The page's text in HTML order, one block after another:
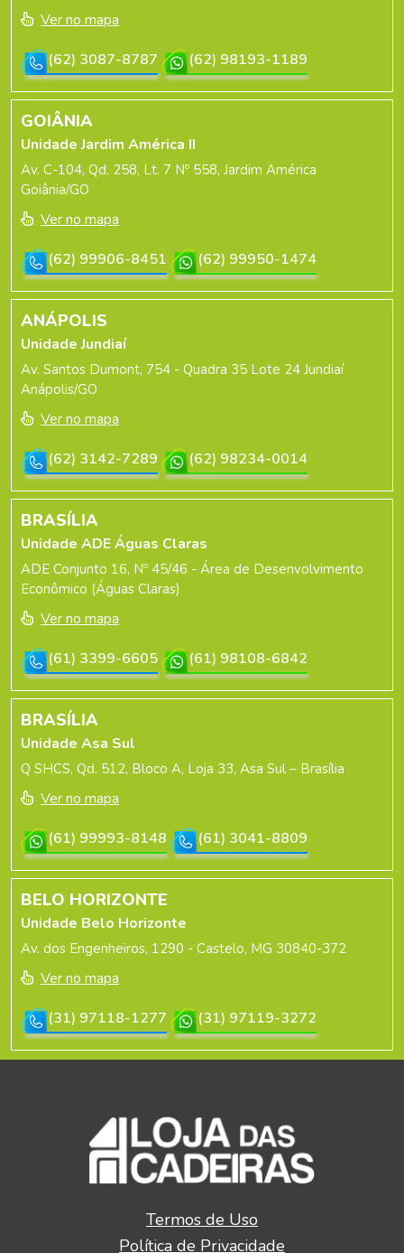
Ver no mapa
(62) 3087-8787
(62) 98193-1189
GOIÂNIA
Unidade Jardim América II
Av. C-104, Qd. 258, Lt. 7 Nº 558, Jardim América
Goiânia/GO
Ver no mapa
(62) 99906-8451
(62) 99950-1474
ANÁPOLIS
Unidade Jundiaí
Av. Santos Dumont, 754 - Quadra 35 Lote 24 Jundiaí
Anápolis/GO
Ver no mapa
(62) 3142-7289
(62) 98234-0014
BRASÍLIA
Unidade ADE Águas Claras
ADE Conjunto 16, Nº 45/46 - Área de Desenvolvimento
Econômico (Águas Claras)
Ver no mapa
(61) 3399-6605
(61) 98108-6842
BRASÍLIA
Unidade Asa Sul
Q SHCS, Qd. 512, Bloco A, Loja 33, Asa Sul – Brasília
Ver no mapa
(61) 99993-8148
(61) 3041-8809
BELO HORIZONTE
Unidade Belo Horizonte
Av. dos Engenheiros, 1290 - Castelo, MG 30840-372
Ver no mapa
(31) 97118-1277
(31) 97119-3272
Termos de Uso
Política de Privacidade